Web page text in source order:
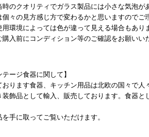
のクオリティでガラス製品には小さな気泡が
々の見方感じ方で変わるかと思いますのでご
環境によっては色が違って見える場合もあ
購入前にコンディション等のご確認をお願い
ージ食器に関して】
ります食器、キッチン用品は北欧の国々で
飾品として輸入、販売しております。食器
手に取ってご覧いただけます。